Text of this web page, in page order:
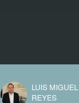
LUIS MIGUEL
REYES